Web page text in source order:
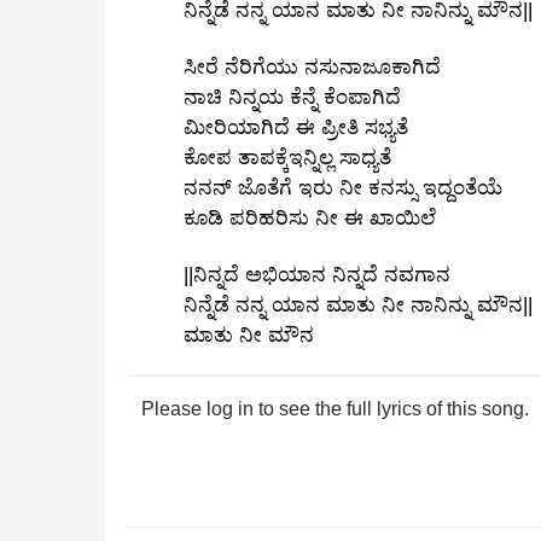
ನಿನ್ನೆಡೆ ನನ್ನ ಯಾನ ಮಾತು ನೀ ನಾನಿನ್ನು ಮೌನ||
ಸೀರೆ ನೆರಿಗೆಯು ನಸುನಾಜೂಕಾಗಿದೆ
ನಾಚಿ ನಿನ್ನಯ ಕೆನ್ನೆ ಕೆಂಪಾಗಿದೆ
ಮೀರಿಯಾಗಿದೆ ಈ ಪ್ರೀತಿ ಸಭ್ಯತೆ
ಕೋಪ ತಾಪಕ್ಕೆಇನ್ನಿಲ್ಲ ಸಾಧ್ಯತೆ
ನನನ್‌ ಜೊತೆಗೆ ಇರು ನೀ ಕನಸ್ಸು ಇದ್ದಂತೆಯೆ
ಕೂಡಿ ಪರಿಹರಿಸು ನೀ ಈ ಖಾಯಿಲೆ
||ನಿನ್ನದೆ ಅಭಿಯಾನ ನಿನ್ನದೆ ನವಗಾನ
ನಿನ್ನೆಡೆ ನನ್ನ ಯಾನ ಮಾತು ನೀ ನಾನಿನ್ನು ಮೌನ||
ಮಾತು ನೀ ಮೌನ
Please log in to see the full lyrics of this song.